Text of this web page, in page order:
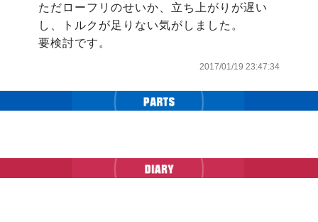
ただローフリのせいか、立ち上がりが遅い
し、トルクが足りない気がしました。
要検討です。
2017/01/19 23:47:34